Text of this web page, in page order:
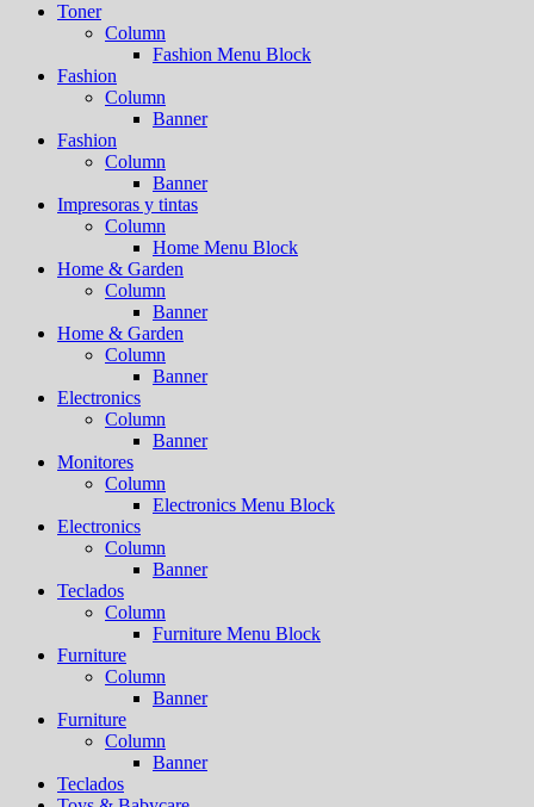
Toner
Column
Fashion Menu Block
Fashion
Column
Banner
Fashion
Column
Banner
Impresoras y tintas
Column
Home Menu Block
Home & Garden
Column
Banner
Home & Garden
Column
Banner
Electronics
Column
Banner
Monitores
Column
Electronics Menu Block
Electronics
Column
Banner
Teclados
Column
Furniture Menu Block
Furniture
Column
Banner
Furniture
Column
Banner
Teclados